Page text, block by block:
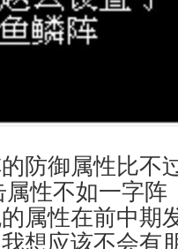
防御属性比不
性不如一字阵
属性在前中期
想应该不会有